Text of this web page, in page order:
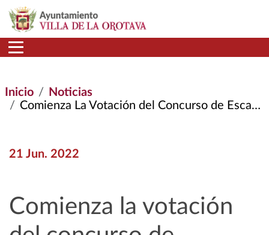
Pasar al contenido principal
Inicio
Noticias
Comienza La Votación del Concurso de Escaparates y Fachadas
21 Jun. 2022
Comienza la votación